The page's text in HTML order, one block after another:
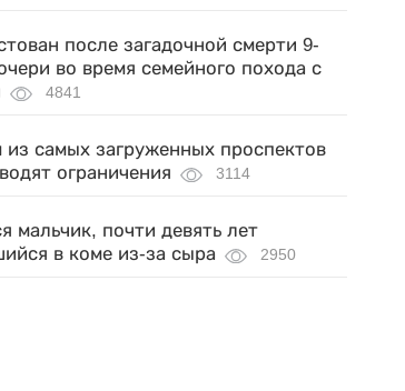
после загадочной смерти 9-
во время семейного похода с
4841
самых загруженных проспектов
ограничения
3114
мальчик, почти девять лет
в коме из-за сыра
2950